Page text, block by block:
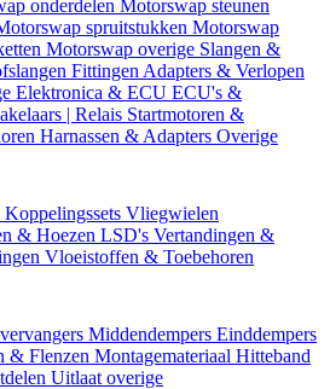
onderdelen Motorswap steunen
spruitstukken Motorswap
Motorswap overige Slangen &
Fittingen Adapters & Verlopen
Elektronica & ECU ECU's &
| Relais Startmotoren &
Harnassen & Adapters Overige
Koppelingssets Vliegwielen
& Hoezen LSD's Vertandingen &
Vloeistoffen & Toebehoren
Middendempers Einddempers
& Flenzen Montagemateriaal Hitteband
Uitlaat overige